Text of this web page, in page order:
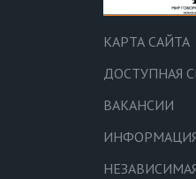
КАРТА САЙТА
ДОСТУПНАЯ
ВАКАНСИИ